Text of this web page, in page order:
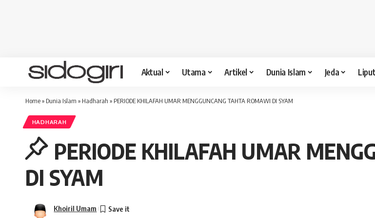
Aktual Utama Artikel Dunia Islam Jeda
Home» Dunia Islam » Hadharah » PERIODE KHILAFAH UMAR MENGGUNCANG TAHTA ROMAWI DI SYAM
HADHARAH
PERIODE KHILAFAH UMAR
DI SYAM
Khoiril Umam